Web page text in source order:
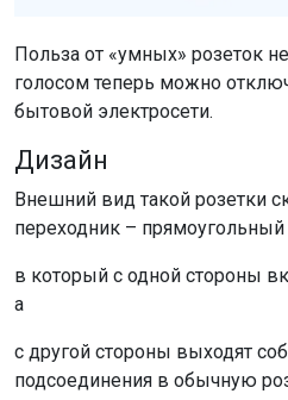
Польза от «умных» розеток
голосом теперь можно
бытовой электросети.
Дизайн
Внешний вид такой розетки
переходник – прямоугольный
в который с одной стороны
а
с другой стороны выходят
подсоединения в обычную